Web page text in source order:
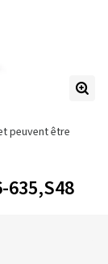
peuvent être
635,S48